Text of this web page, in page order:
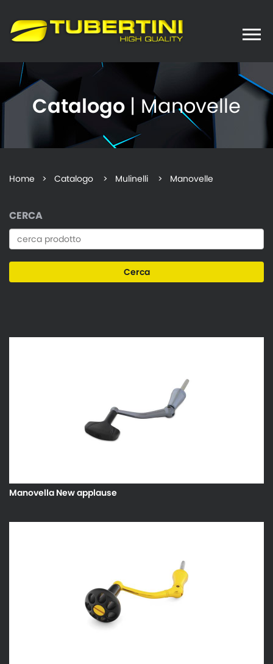
Toggle
Catalogo | Manovelle
Home > Catalogo > Mulinelli > Manovelle
CERCA
Manovella New applause